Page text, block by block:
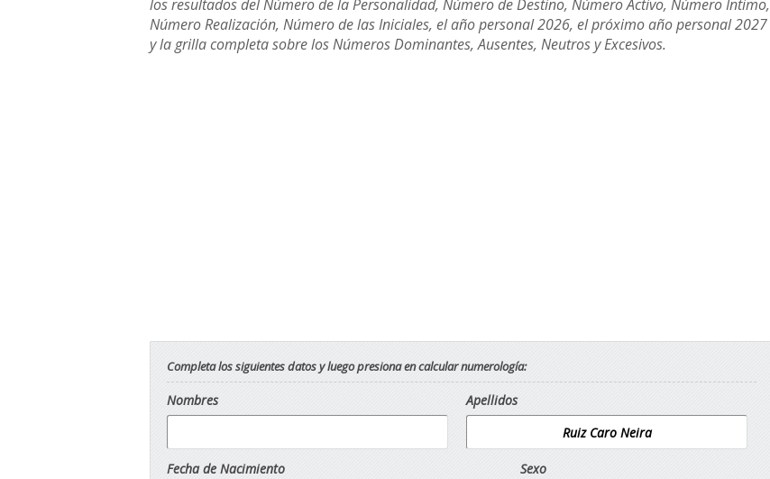
los resultados del Número de la Personalidad, Número de Destino, Número Activo, Número Íntimo,
Número Realización, Número de las Iniciales, el año personal 2026, el próximo año personal 2027
y la grilla completa sobre los Números Dominantes, Ausentes, Neutros y Excesivos.
Completa los siguientes datos y luego presiona en calcular numerología:
Nombres Apellidos
Fecha de Nacimiento Sexo